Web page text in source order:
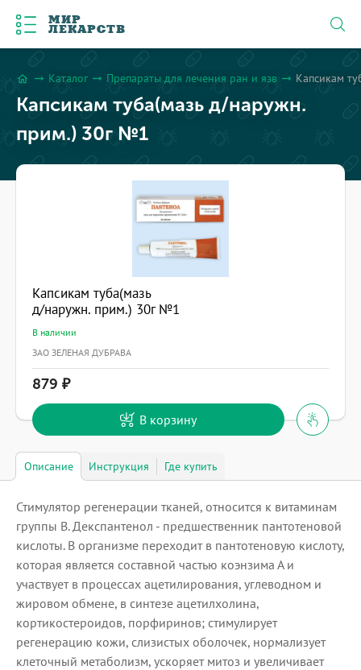
МИР
ЛЕКАРСТВ
home arrow_right_alt Каталог arrow_right_alt Препараты для лечения ран и язв arrow_right_alt Капсикам
Капсикам туба(мазь д/наружн.
прим.) 30г №1
Капсикам туба(мазь
д/наружн. прим.) 30г №1
В наличии
ЗАО ЗЕЛЕНАЯ ДУБРАВА
879
В корзину
Описание Инструкция Где купить
Стимулятор регенерации тканей, относится к витаминам
группы B. Декспантенол - предшественник пантотеновой
кислоты. В организме переходит в пантотеновую кислоту,
которая является составной частью коэнзима А и
участвует в процессах ацетилирования, углеводном и
жировом обмене, в синтезе ацетилхолина,
кортикостероидов, порфиринов; стимулирует
регенерацию кожи, слизистых оболочек, нормализует
клеточный метаболизм, ускоряет митоз и увеличивает